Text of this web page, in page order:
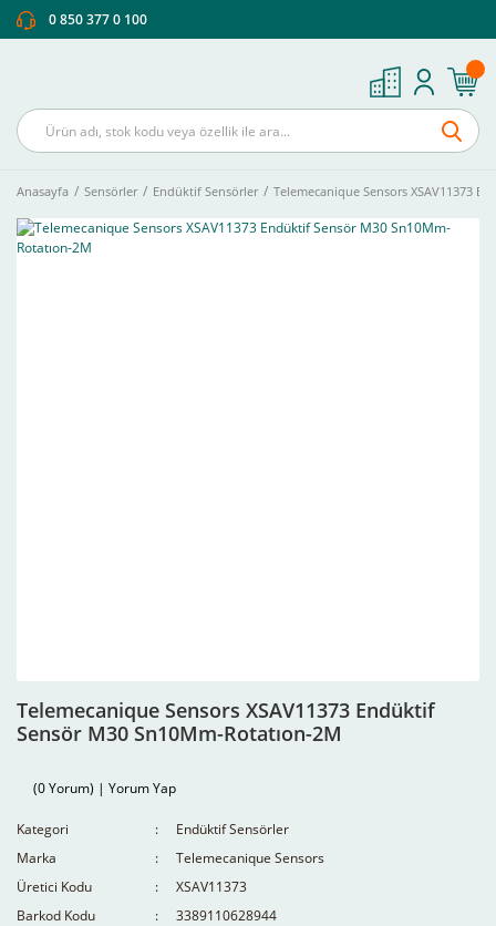
0 850 377 0 100
Anasayfa Sensörler Endüktif Sensörler Telemecanique Sensors XSAV11373
Telemecanique Sensors XSAV11373 Endüktif
Sensör M30 Sn10Mm-Rotatıon-2M
(0 Yorum) | Yorum Yap
Kategori
Endüktif Sensörler
Marka
Telemecanique Sensors
Üretici Kodu
XSAV11373
Barkod Kodu
3389110628944